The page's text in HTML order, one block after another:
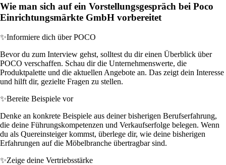
Wie man sich auf ein Vorstellungsgespräch bei Poco
Einrichtungsmärkte GmbH vorbereitet
✨Informiere dich über POCO
Bevor du zum Interview gehst, solltest du dir einen Überblick über
POCO verschaffen. Schau dir die Unternehmenswerte, die
Produktpalette und die aktuellen Angebote an. Das zeigt dein Interesse
und hilft dir, gezielte Fragen zu stellen.
✨Bereite Beispiele vor
Denke an konkrete Beispiele aus deiner bisherigen Berufserfahrung,
die deine Führungskompetenzen und Verkaufserfolge belegen. Wenn
du als Quereinsteiger kommst, überlege dir, wie deine bisherigen
Erfahrungen auf die Möbelbranche übertragbar sind.
✨Zeige deine Vertriebsstärke